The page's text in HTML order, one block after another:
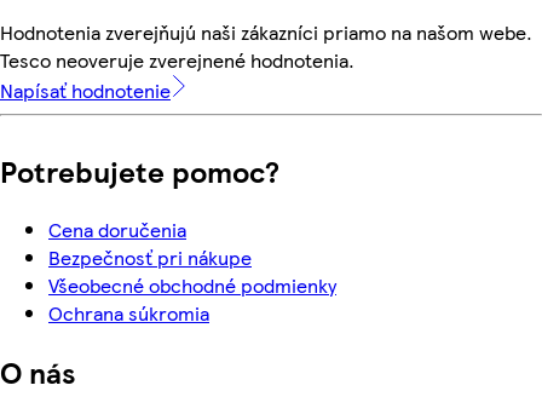
Hodnotenia zverejňujú naši zákazníci priamo na našom webe.
Tesco neoveruje zverejnené hodnotenia.
Napísať hodnotenie
Potrebujete pomoc?
Cena doručenia
Bezpečnosť pri nákupe
Všeobecné obchodné podmienky
Ochrana súkromia
O nás